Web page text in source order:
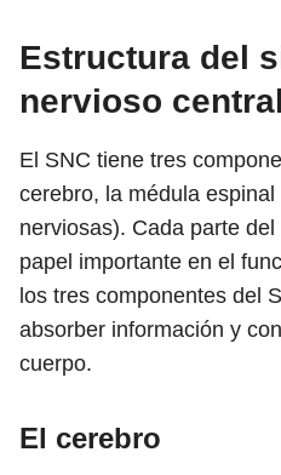
Estructura del
nervioso central
El SNC tiene tres
cerebro, la médula
nerviosas). Cada parte
papel importante en el
los tres componentes del
absorber información y
cuerpo.
El cerebro